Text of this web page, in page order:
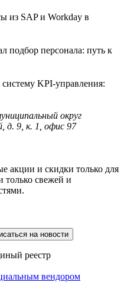
из SAP и Workday в
подбор персонала: путь к
KPI-управления:
округ
д. 9, к. 1, офис 97
акции и скидки только для
свежей и